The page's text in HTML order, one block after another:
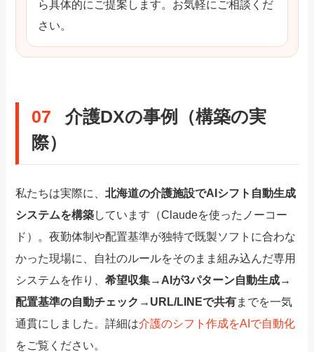
ら具体的にご提案します。お気軽にご相談くだ
さい。
07
介護DXの事例（構築の実
際）
私たちは実際に、北海道の介護施設でAIシフト自動生成
システムを構築しています（Claudeを使ったノーコー
ド）。夜勤体制や配置基準が独特で既製ソフトに合わな
かった現場に、自社のルールをそのまま組み込んだ専用
システムを作り、希望収集→AIが3パターン自動生成→
配置基準の自動チェック→URL/LINEで共有までを一気
通貫にしました。詳細は介護のシフト作成をAIで自動化
をご覧ください。